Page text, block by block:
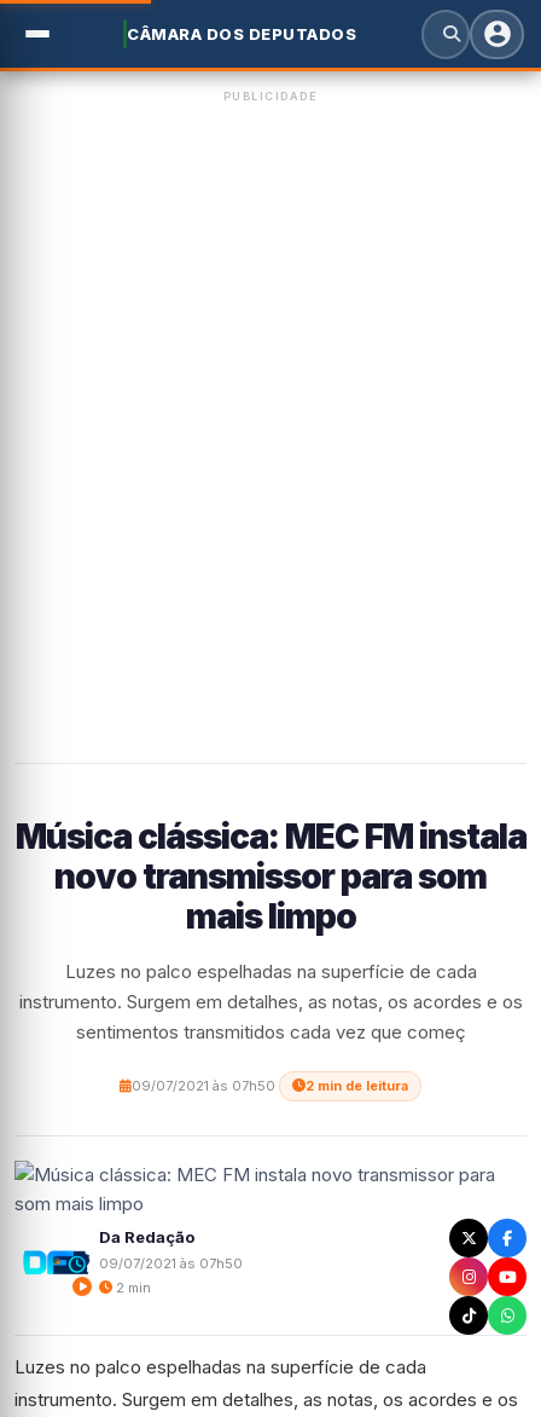
CÂMARA DOS DEPUTADOS
PUBLICIDADE
Música clássica: MEC FM instala
novo transmissor para som
mais limpo
Luzes no palco espelhadas na superfície de cada
instrumento. Surgem em detalhes, as notas, os acordes e os
sentimentos transmitidos cada vez que começ
09/07/2021 às 07h50 2 min de leitura
Da Redação
09/07/2021 às 07h50
2 min
Luzes no palco espelhadas na superfície de cada
instrumento. Surgem em detalhes, as notas, os acordes e os